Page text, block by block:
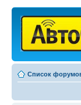
Список